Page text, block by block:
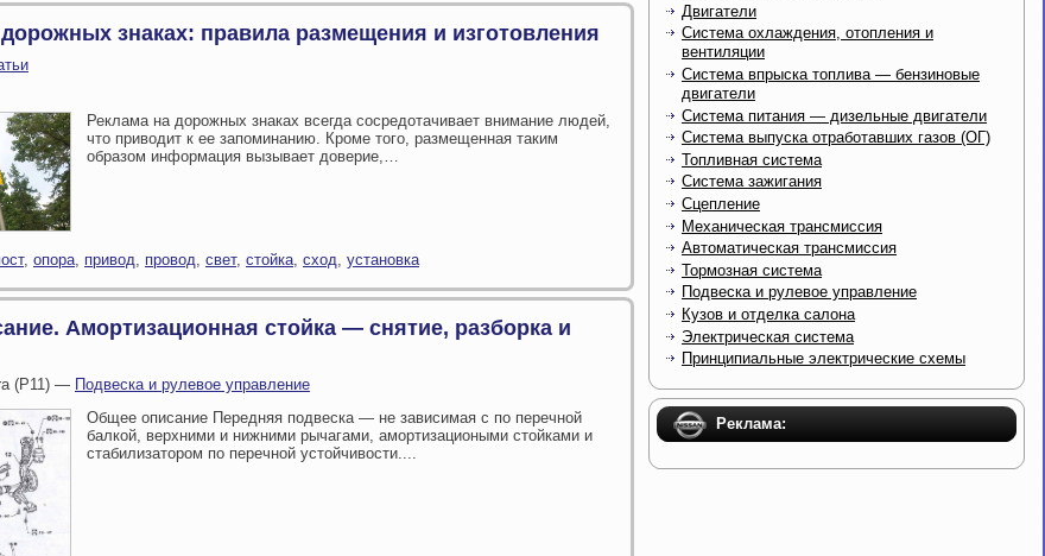
знаках: правила размещения и изготовления
Реклама на дорожных знаках всегда сосредотачивает внимание людей,
что приводит к ее запоминанию. Кроме того, размещенная таким
образом информация вызывает доверие,…
, опора, привод, провод, свет, стойка, сход, установка
Амортизационная стойка — снятие, разборка и
(P11) — Подвеска и рулевое управление
Общее описание Передняя подвеска — не зависимая с по перечной
балкой, верхними и нижними рычагами, амортизациоными стойками и
стабилизатором по перечной устойчивости....
Двигатели
Система охлаждения, отопления и
вентиляции
Система впрыска топлива — бензиновые
двигатели
Система питания — дизельные двигатели
Система выпуска отработавших газов (ОГ)
Топливная система
Система зажигания
Сцепление
Механическая трансмиссия
Автоматическая трансмиссия
Тормозная система
Подвеска и рулевое управление
Кузов и отделка салона
Электрическая система
Принципиальные электрические схемы
Реклама: